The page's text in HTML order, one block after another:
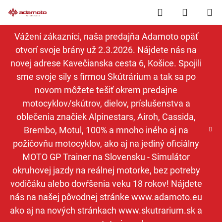
na
obsah
Vážení zákazníci, naša predajňa Adamoto opäť
otvorí svoje brány už 2.3.2026. Nájdete nás na
novej adrese Kavečianska cesta 6, Košice. Spojili
sme svoje sily s firmou Skútrárium a tak sa po
novom môžete tešiť okrem predajne
motocyklov/skútrov, dielov, príslušenstva a
oblečenia značiek Alpinestars, Airoh, Cassida,
Brembo, Motul, 100% a mnoho iného aj na
požičovňu motocyklov, ako aj na jediný oficiálny
MOTO GP Trainer na Slovensku - Simulátor
okruhovej jazdy na reálnej motorke, bez potreby
vodičáku alebo dovŕšenia veku 18 rokov! Nájdete
nás na našej pôvodnej stránke www.adamoto.eu
ako aj na nových stránkach www.skutrarium.sk a
Hľadať
KOŠÍK